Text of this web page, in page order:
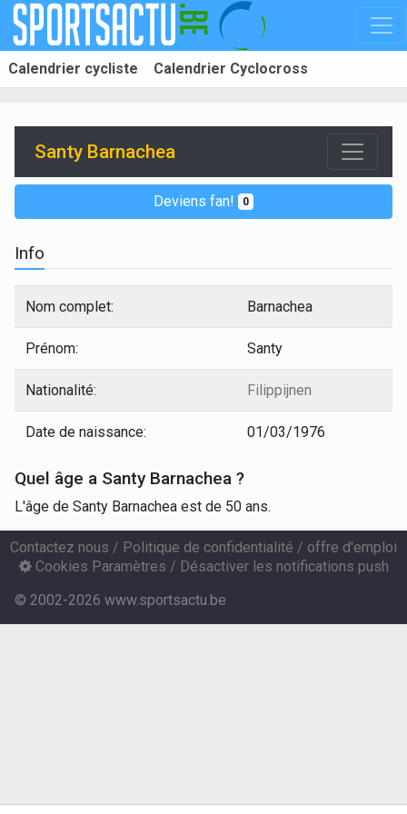
Calendrier cycliste Calendrier Cyclocross
Santy Barnachea
Deviens fan! 0
Info
Nom complet: Barnachea
Prénom: Santy
Nationalité: Filippijnen
Date de naissance: 01/03/1976
Quel âge a Santy Barnachea ?
L'âge de Santy Barnachea est de 50 ans.
Contactez nous / Politique de confidentialité / offre d'emploi
Cookies Paramètres / Désactiver les notifications push
© 2002-2026 www.sportsactu.be